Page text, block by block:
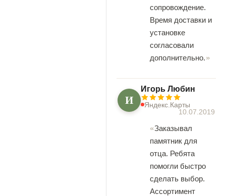
сопровождение.
Время доставки и
установке
согласовали
дополнительно.
И
Игорь Любин
Яндекс.Карты
10.07.2019
Заказывал
памятник для
отца. Ребята
помогли быстро
сделать выбор.
Ассортимент